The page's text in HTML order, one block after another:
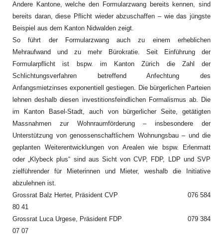
Andere Kantone, welche den Formularzwang bereits kennen, sind
bereits daran, diese Pflicht wieder abzuschaffen – wie das jüngste
Beispiel aus dem Kanton Nidwalden zeigt.
So führt der Formularzwang auch zu einem erheblichen
Mehraufwand und zu mehr Bürokratie. Seit Einführung der
Formularpflicht ist bspw. im Kanton Zürich die Zahl der
Schlichtungsverfahren betreffend Anfechtung des
Anfangsmietzinses exponentiell gestiegen. Die bürgerlichen Parteien
lehnen deshalb diesen investitionsfeindlichen Formalismus ab. Die
im Kanton Basel-Stadt, auch von bürgerlicher Seite, getätigten
Massnahmen zur Wohnraumförderung – insbesondere der
Unterstützung von genossenschaftlichem Wohnungsbau – und die
geplanten Weiterentwicklungen von Arealen wie bspw. Erlenmatt
oder „Klybeck plus“ sind aus Sicht von CVP, FDP, LDP und SVP
zielführender für Mieterinnen und Mieter, weshalb die Initiative
abzulehnen ist.
Grossrat Balz Herter, Präsident CVP 076 584
80 41
Grossrat Luca Urgese, Präsident FDP 079 384
07 07